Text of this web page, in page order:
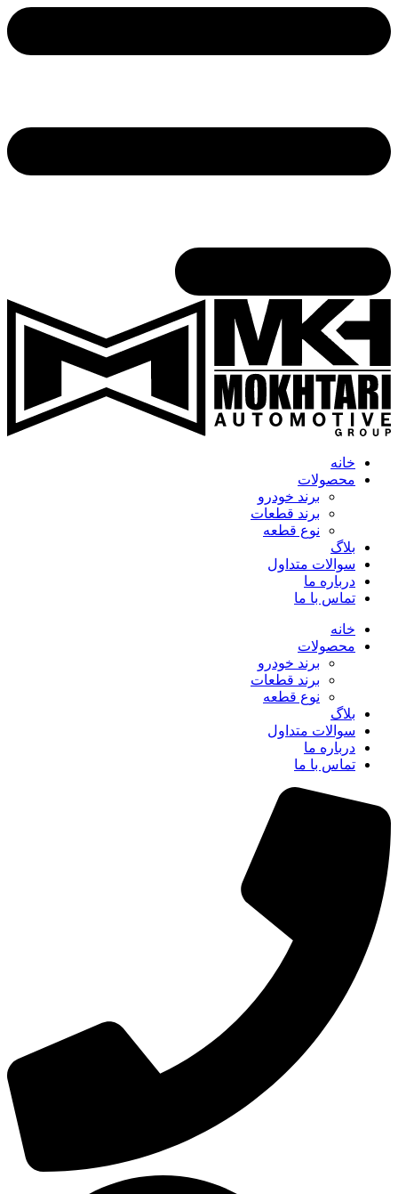
خانه
محصولات
برند خودرو
برند قطعات
نوع قطعه
بلاگ
سوالات متداول
درباره ما
تماس با ما
خانه
محصولات
برند خودرو
برند قطعات
نوع قطعه
بلاگ
سوالات متداول
درباره ما
تماس با ما